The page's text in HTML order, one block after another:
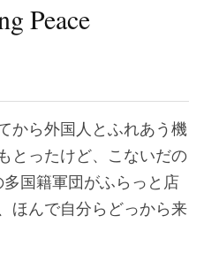
Peace
から外国人とふれあう機
とったけど、こないだの
国籍軍団がふらっと店
ほんで自分らどっから来